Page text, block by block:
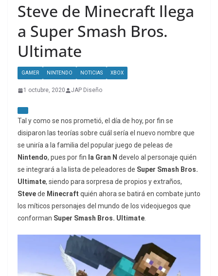
Steve de Minecraft llega
a Super Smash Bros.
Ultimate
GAMER NINTENDO NOTICIAS XBOX
1 octubre, 2020 JAP Diseño
Tal y como se nos prometió, el día de hoy, por fin se
disiparon las teorías sobre cuál sería el nuevo nombre que
se uniría a la familia del popular juego de peleas de
Nintendo, pues por fin la Gran N develo al personaje quién
se integrará a la lista de peleadores de Super Smash Bros.
Ultimate, siendo para sorpresa de propios y extraños,
Stevede Minecraft quién ahora se batirá en combate junto
los míticos personajes del mundo de los videojuegos que
conforman Super Smash Bros. Ultimate